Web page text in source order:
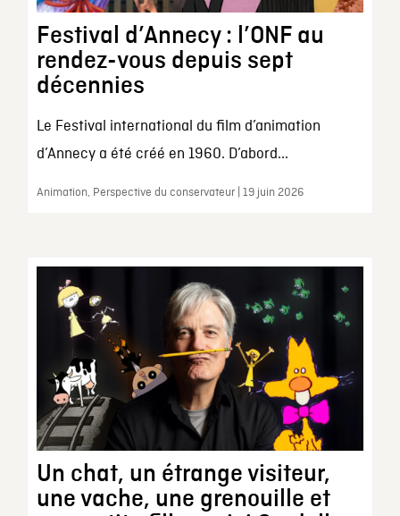
Festival d’Annecy : l’ONF au
rendez-vous depuis sept
décennies
Le Festival international du film d’animation
d’Annecy a été créé en 1960. D’abord...
Animation, Perspective du conservateur | 19 juin 2026
Un chat, un étrange visiteur,
une vache, une grenouille et